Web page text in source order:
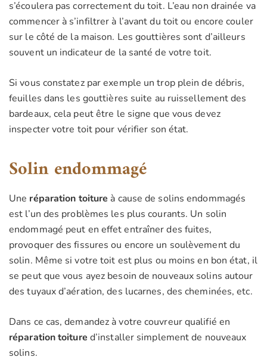
s’écoulera pas correctement du toit. L’eau non drainée va
commencer à s’infiltrer à l’avant du toit ou encore couler
sur le côté de la maison. Les gouttières sont d’ailleurs
souvent un indicateur de la santé de votre toit.
Si vous constatez par exemple un trop plein de débris,
feuilles dans les gouttières suite au ruissellement des
bardeaux, cela peut être le signe que vous devez
inspecter votre toit pour vérifier son état.
Solin endommagé
Une réparation toiture à cause de solins endommagés
est l’un des problèmes les plus courants. Un solin
endommagé peut en effet entraîner des fuites,
provoquer des fissures ou encore un soulèvement du
solin. Même si votre toit est plus ou moins en bon état, il
se peut que vous ayez besoin de nouveaux solins autour
des tuyaux d’aération, des lucarnes, des cheminées, etc.
Dans ce cas, demandez à votre couvreur qualifié en
réparation toiture d’installer simplement de nouveaux
solins.